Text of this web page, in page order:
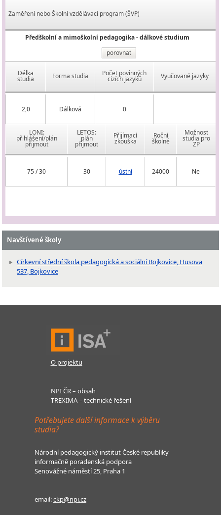
Zaměření nebo Školní vzdělávací program (ŠVP)
Předškolní a mimoškolní pedagogika - dálkové studium
porovnat
Délka
studia Forma studia Počet povinných
cizích jazyků Vyučované jazyky
2,0 Dálková 0
LONI:
přihlášení/plán
přijmout
LETOS:
plán
přijmout
Přijímací
zkouška
Roční
školné
Možnost
studia pro
ZP
75 / 30 30 ústní 24000 Ne
Navštívené školy
Církevní střední škola pedagogická a sociální Bojkovice, Husova
537, Bojkovice
O projektu
NPI ČR – obsah
TREXIMA – technické řešení
Potřebujete další informace k výběru
studia?
Národní pedagogický institut České republiky
informačně poradenská podpora
Senovážné náměstí 25, Praha 1
email:ckp@npi.cz